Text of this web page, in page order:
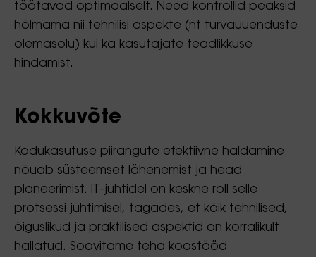
töötavad optimaalselt. Need kontrollid peaksid
hõlmama nii tehnilisi aspekte (nt turvauuenduste
olemasolu) kui ka kasutajate teadlikkuse
hindamist.
Kokkuvõte
Kodukasutuse piirangute efektiivne haldamine
nõuab süsteemset lähenemist ja head
planeerimist. IT-juhtidel on keskne roll selle
protsessi juhtimisel, tagades, et kõik tehnilised,
õiguslikud ja praktilised aspektid on korralikult
hallatud. Soovitame teha koostööd